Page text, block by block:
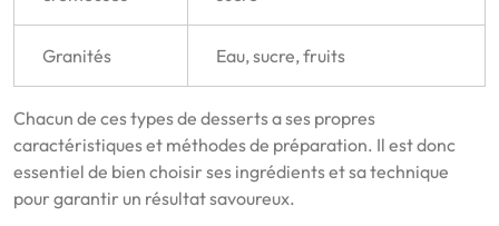
Granités Eau, sucre, fruits
Chacun de ces types de desserts a ses propres
caractéristiques et méthodes de préparation. Il est donc
essentiel de bien choisir ses ingrédients et sa technique
pour garantir un résultat savoureux.